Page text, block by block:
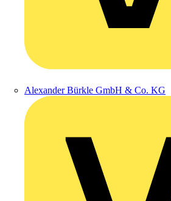
Alexander Bürkle GmbH & Co. KG